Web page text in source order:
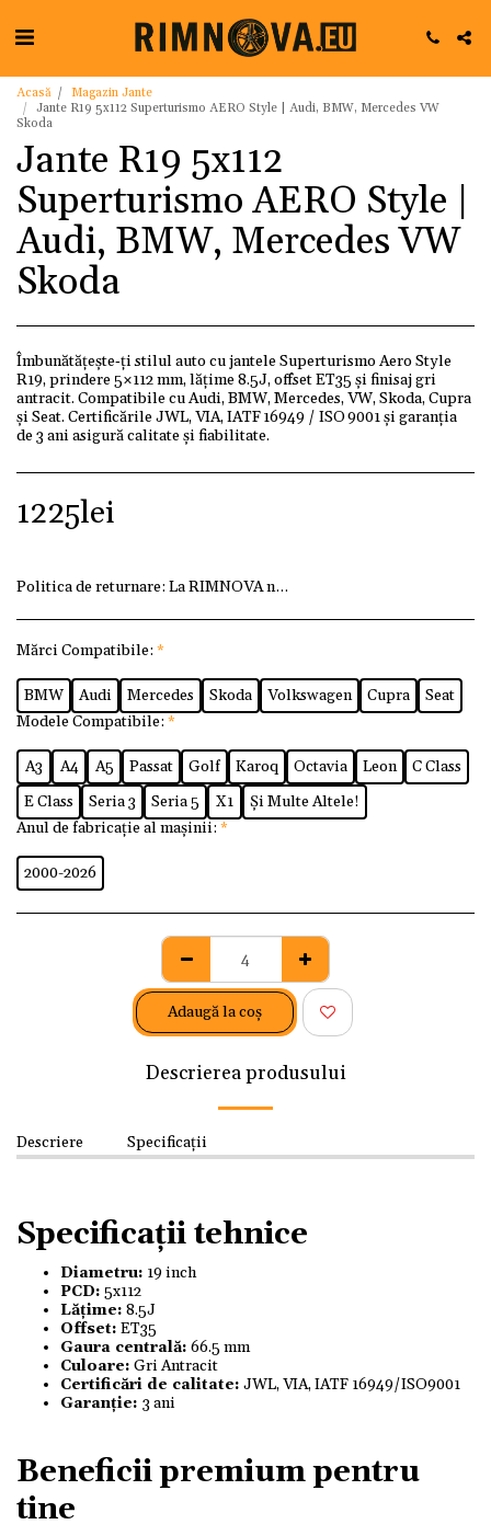
Acasă
Magazin Jante
Jante R19 5x112 Superturismo AERO Style | Audi, BMW, Mercedes VW
Skoda
Jante R19 5x112
Superturismo AERO Style |
Audi, BMW, Mercedes VW
Skoda
Îmbunătățește‑ți stilul auto cu jantele Superturismo Aero Style
R19, prindere 5×112 mm, lățime 8.5J, offset ET35 și finisaj gri
antracit. Compatibile cu Audi, BMW, Mercedes, VW, Skoda, Cupra
și Seat. Certificările JWL, VIA, IATF 16949 / ISO 9001 și garanția
de 3 ani asigură calitate și fiabilitate.
1225lei
Politica de returnare: La RIMNOVA ne dorim ca fiecare
Mărci Compatibile: *
BMW Audi Mercedes Skoda Volkswagen Cupra
Seat
Modele Compatibile: *
A3 A4 A5 Passat Golf Karoq Octavia Leon
C Class
E Class
Seria 3 Seria 5 X1
Și Multe Altele!
Anul de fabricație al mașinii: *
2000-2026
Adaugă la coş
Descrierea produsului
Descriere Specificații
Specificații tehnice
Diametru: 19 inch
PCD: 5x112
Lățime: 8.5J
Offset: ET35
Gaura centrală: 66.5 mm
Culoare: Gri Antracit
Certificări de calitate: JWL, VIA, IATF 16949/ISO9001
Garanție: 3 ani
Beneficii premium pentru
tine